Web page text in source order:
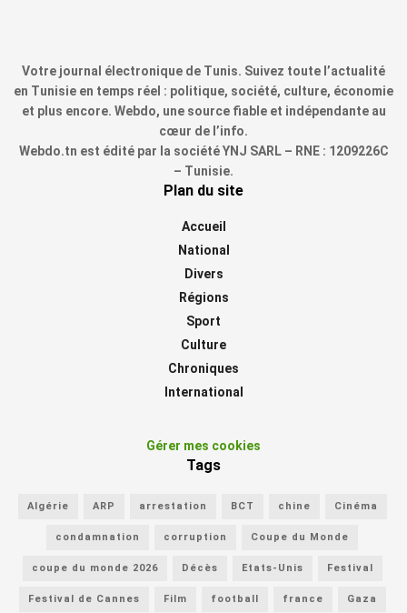
Votre journal électronique de Tunis. Suivez toute l’actualité
en Tunisie en temps réel : politique, société, culture, économie
et plus encore. Webdo, une source fiable et indépendante au
cœur de l’info.
Webdo.tn est édité par la société YNJ SARL – RNE : 1209226C
– Tunisie.
Plan du site
Accueil
National
Divers
Régions
Sport
Culture
Chroniques
International
Gérer mes cookies
Tags
Algérie ARP arrestation BCT chine Cinéma
condamnation corruption Coupe du Monde
coupe du monde 2026 Décès Etats-Unis Festival
Festival de Cannes Film football france Gaza